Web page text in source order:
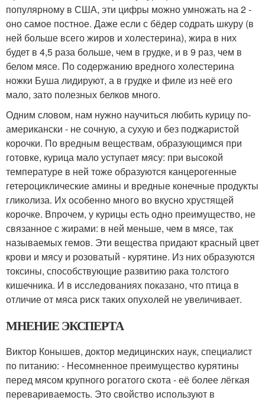
популярному в США, эти цифры можно умножать на 2 -
оно самое постное. Даже если с бёдер содрать шкуру (в
ней больше всего жиров и холестерина), жира в них
будет в 4,5 раза больше, чем в грудке, и в 9 раз, чем в
белом мясе. По содержанию вредного холестерина
ножки Буша лидируют, а в грудке и филе из неё его
мало, зато полезных белков много.
Одним словом, нам нужно научиться любить курицу по-
американски - не сочную, а сухую и без поджаристой
корочки. По вредным веществам, образующимся при
готовке, курица мало уступает мясу: при высокой
температуре в ней тоже образуются канцерогенные
гетероциклические амины и вредные конечные продукты
гликолиза. Их особенно много во вкусно хрустящей
корочке. Впрочем, у курицы есть одно преимущество, не
связанное с жирами: в ней меньше, чем в мясе, так
называемых гемов. Эти вещества придают красный цвет
крови и мясу и розоватый - курятине. Из них образуются
токсины, способствующие развитию рака толстого
кишечника. И в исследованиях показано, что птица в
отличие от мяса риск таких опухолей не увеличивает.
МНЕНИЕ ЭКСПЕРТА
Виктор Конышев, доктор медицинских наук, специалист
по питанию: - Несомненное преимущество курятины
перед мясом крупного рогатого скота - её более лёгкая
перевариваемость. Это свойство используют в